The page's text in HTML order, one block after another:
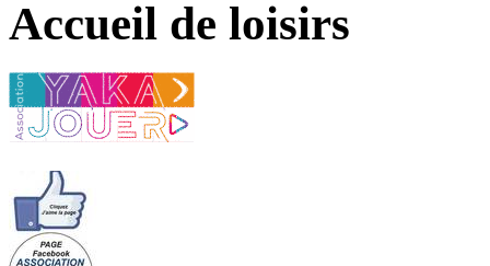
Accueil de loisirs